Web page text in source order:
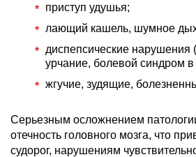
приступ удушья;
лающий кашель, шумное
диспепсические нарушения
урчание, болевой синдром в
жгучие, зудящие,
Серьезным осложнением
отечность головного мозга, что
судорог, нарушениям